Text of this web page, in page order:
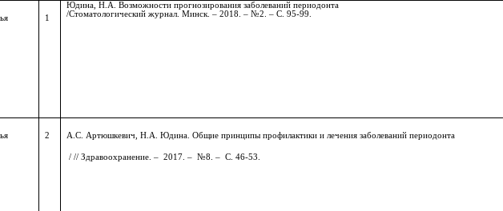
1
Юдина, Н.А. Возможности прогнозирования заболеваний периодонта
/Стоматологический журнал. Минск.–2018.–№2.–С. 95-99.
2 А.С. Артюшкевич, Н.А. Юдина. Общие принципы профилактики и лечения заболеваний периодонта
/ // Здравоохранение.– 2017.– №8.– С. 46-53.